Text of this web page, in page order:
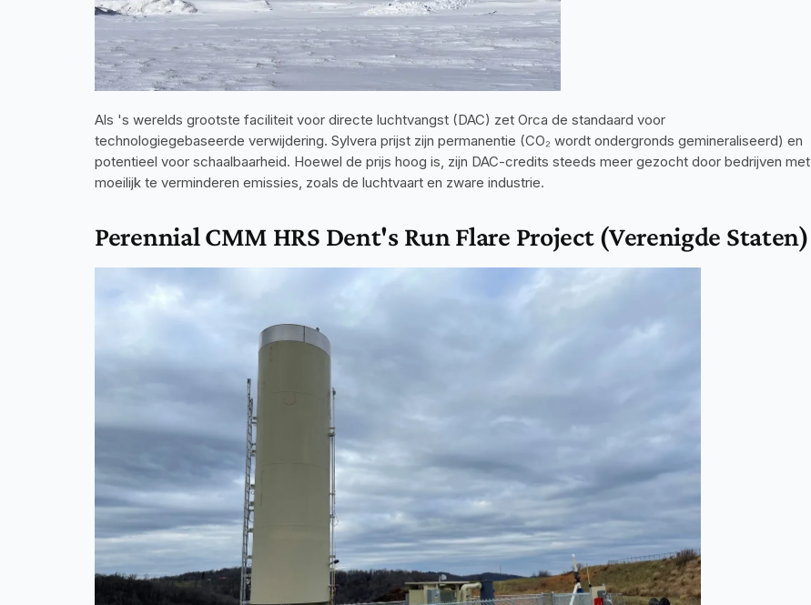
Als 's werelds grootste faciliteit voor directe luchtvangst (DAC) zet Orca de standaard voor
technologiegebaseerde verwijdering. Sylvera prijst zijn permanentie (CO₂ wordt ondergronds gemineraliseerd) en
potentieel voor schaalbaarheid. Hoewel de prijs hoog is, zijn DAC-credits steeds meer gezocht door bedrijven met
moeilijk te verminderen emissies, zoals de luchtvaart en zware industrie.
Perennial CMM HRS Dent's Run Flare Project (Verenigde Staten)